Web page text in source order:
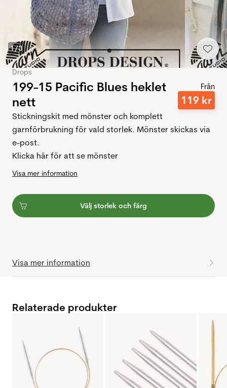
1/3
Drops
199-15 Pacific Blues heklet
nett
Från
119 kr
Stickningskit med mönster och komplett
garnförbrukning för vald storlek. Mönster skickas via
e-post.
Klicka här för att se mönster
Visa mer information
Välj storlek och färg
Visa mer information
Relaterade produkter